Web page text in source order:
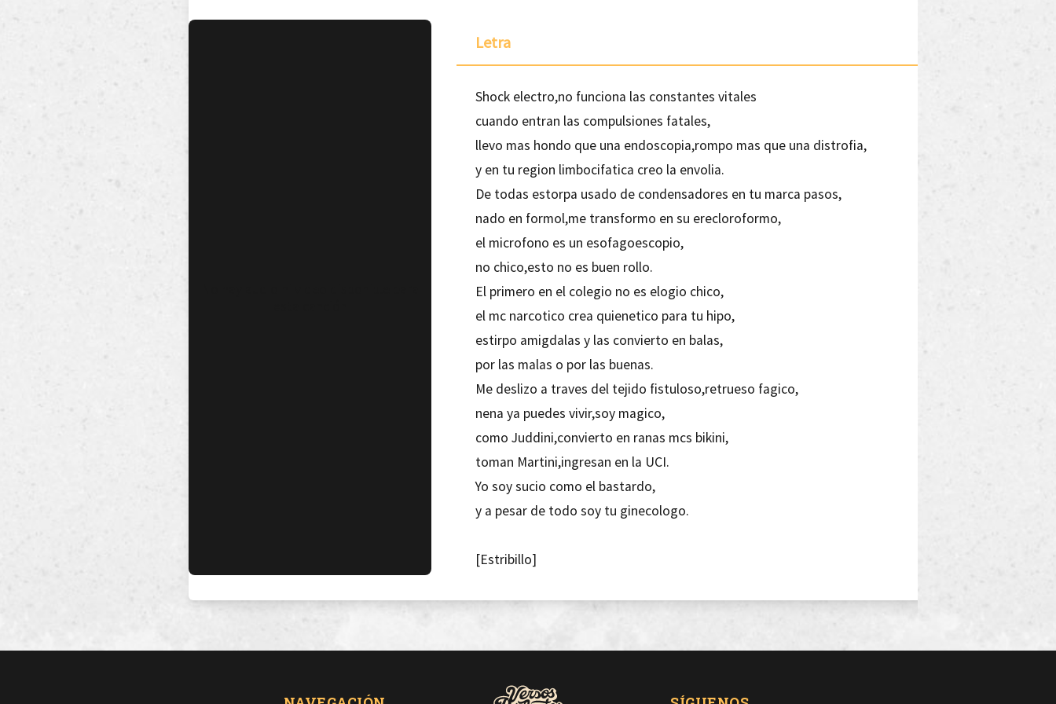
Letra
Shock electro,no funciona las constantes vitales
cuando entran las compulsiones fatales,
llevo mas hondo que una endoscopia,rompo mas que una distrofia,
y en tu region limbocifatica creo la envolia.
De todas estorpa usado de condensadores en tu marca pasos,
nado en formol,me transformo en su erecloroformo,
el microfono es un esofagoescopio,
no chico,esto no es buen rollo.
El primero en el colegio no es elogio chico,
el mc narcotico crea quienetico para tu hipo,
estirpo amigdalas y las convierto en balas,
por las malas o por las buenas.
Me deslizo a traves del tejido fistuloso,retrueso fagico,
nena ya puedes vivir,soy magico,
como Juddini,convierto en ranas mcs bikini,
toman Martini,ingresan en la UCI.
Yo soy sucio como el bastardo,
y a pesar de todo soy tu ginecologo.
[Estribillo]
Soy el enfermo aquel que nunca se dormia,
Ya del todo,reseco totalmente como Betaldine,